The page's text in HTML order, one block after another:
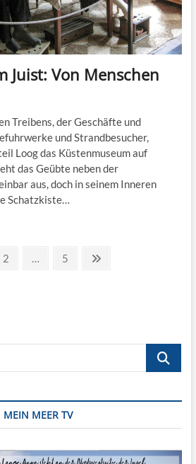
Juist: Von Menschen
Treibens, der Geschäfte und
und Strandbesucher,
Loog das Küstenmuseum auf
das Geübte neben der
aus, doch in seinem Inneren
Schatzkiste…
Page
2 … Page
5
Suche
MEIN MEER TV